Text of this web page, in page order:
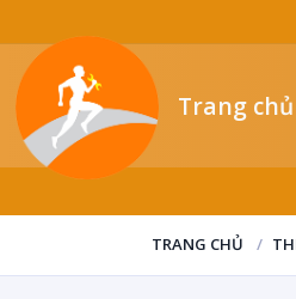
Trang chủ
TRANG CHỦ